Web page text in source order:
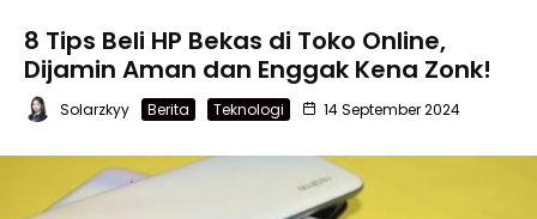
8 Tips Beli HP Bekas di Toko Online,
Dijamin Aman dan Enggak Kena Zonk!
Solarzkyy Berita Teknologi 14 September 2024